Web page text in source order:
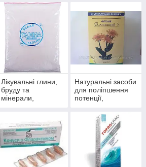
приміщень
Лікувальні глини,
бруду та
мінерали,
концентрати для
прийняття ванн.
Натуральні засоби
для поліпшення
потенції,
чоловічого
здоров'я